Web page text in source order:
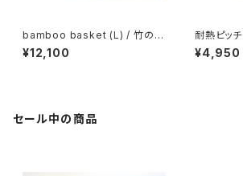
bamboo basket (L) / 竹の六
つ目茶碗かご (大)
¥12,100
耐熱ピッ
ルダー
¥4,950
セール中の商品